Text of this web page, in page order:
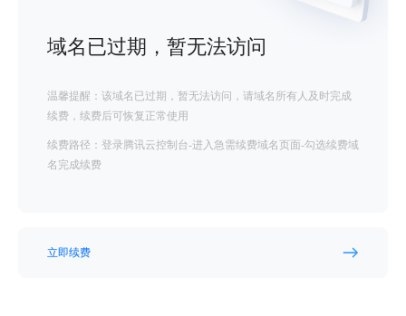
域名已过期，暂无法访问
温馨提醒：该域名已过期，暂无法访问，请域名所有人及时完成
续费，续费后可恢复正常使用
续费路径：登录腾讯云控制台-进入急需续费域名页面-勾选续费域
名完成续费
立即续费